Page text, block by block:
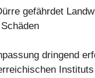
gefährdet
dringend